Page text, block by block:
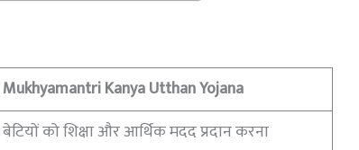
Mukhyamantri Kanya Utthan Yojana
बेटियों को शिक्षा और आर्थिक मदद प्रदान करना